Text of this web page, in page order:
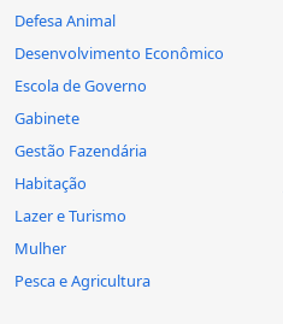
Defesa Animal
Desenvolvimento Econômico
Escola de Governo
Gabinete
Gestão Fazendária
Habitação
Lazer e Turismo
Mulher
Pesca e Agricultura